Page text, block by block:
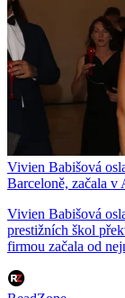
Vivien Babišová
Barceloně, začala v
Vivien Babišová
prestižních škol
firmou začala od